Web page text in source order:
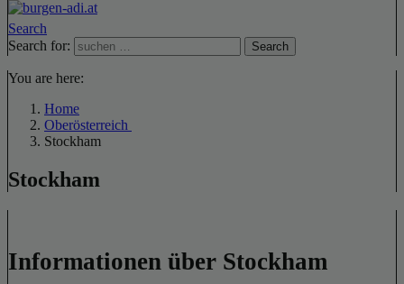
Search
Search for:
Search
You are here:
Home
Oberösterreich
Stockham
Stockham
Informationen über Stockham